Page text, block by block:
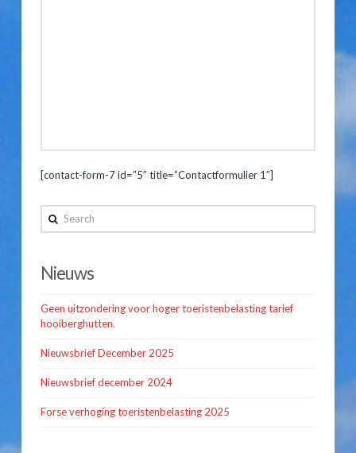
Reserveren
[contact-form-7 id=”5″ title=”Contactformulier 1″]
&
Contact
Search
Nieuws
Geen uitzondering voor hoger toeristenbelasting tarief
hooiberghutten.
Nieuwsbrief December 2025
Nieuwsbrief december 2024
Forse verhoging toeristenbelasting 2025